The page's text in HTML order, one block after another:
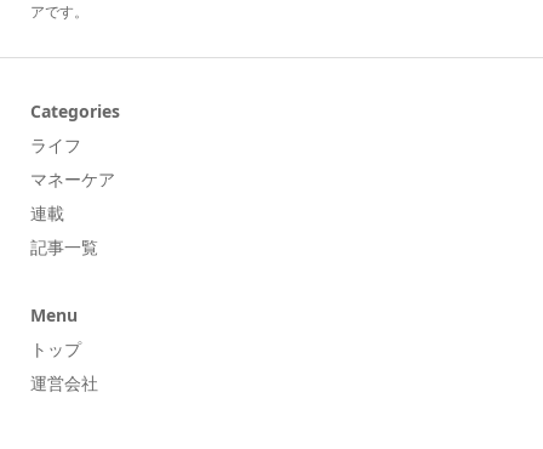
アです。
Categories
ライフ
マネーケア
連載
記事一覧
Menu
トップ
運営会社